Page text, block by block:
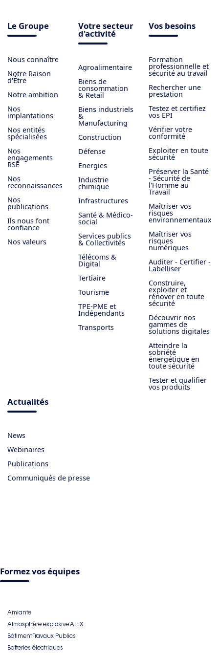
Le Groupe
Nous connaître
Notre Raison
d'Être
Notre ambition
Nos
implantations
Nos entités
spécialisées
Nos
engagements
RSE
Nos
reconnaissances
Nos
publications
Ils nous font
confiance
Nos valeurs
Votre secteur
d'activité
Agroalimentaire
Biens de
consommation
& Retail
Biens industriels
&
Manufacturing
Construction
Défense
Energies
Industrie
chimique
Infrastructures
Santé & Médico-
social
Services publics
& Collectivités
Télécoms &
Digital
Tertiaire
Tourisme
TPE-PME et
Indépendants
Transports
Vos besoins
Formation
professionnelle et
sécurité au travail
Rechercher une
prestation
Testez et certifiez
vos EPI
Vérifier votre
conformité
Exploiter en toute
sécurité
Préserver la Santé
- Sécurité de
l'Homme au
Travail
Maîtriser vos
risques
environnementaux
Maîtriser vos
risques
numériques
Auditer - Certifier -
Labelliser
Construire,
exploiter et
rénover en toute
sécurité
Découvrir nos
gammes de
solutions digitales
Atteindre la
sobriété
énergétique en
toute sécurité
Tester et qualifier
vos produits
Actualités
News
Webinaires
Publications
Communiqués de presse
Formez vos équipes
Amiante
Atmosphère explosive ATEX
Bâtiment Travaux Publics
Batteries électriques